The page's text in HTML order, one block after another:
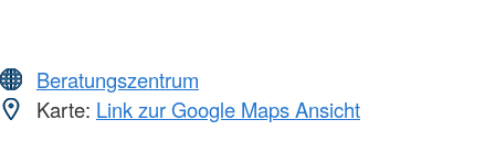
Beratungszentrum
Karte: Link zur Google Maps Ansicht